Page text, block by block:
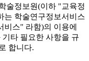
술정보원(이하 "교육정
는 학술연구정보서비스
비스" 라함)의 이용에
타 필요한 사항을 규
합니다.